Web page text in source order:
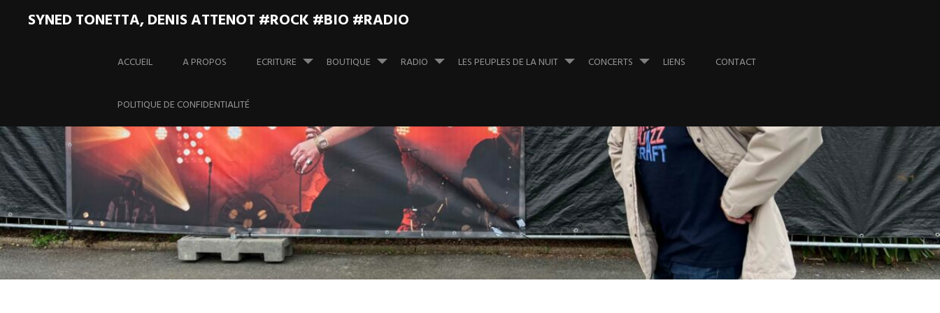
SYNED TONETTA, DENIS ATTENOT #ROCK #BIO #RADIO
au
ACCUEIL A PROPOS ECRITURE BOUTIQUE RADIO LES PEUPLES DE LA NUIT CONCERTS LIENS CONTACT
POLITIQUE DE CONFIDENTIALITÉ